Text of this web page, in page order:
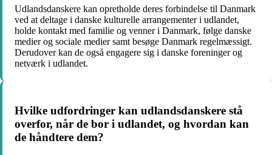
Udlandsdanskere kan opretholde deres forbindelse til Danmark
ved at deltage i danske kulturelle arrangementer i udlandet,
holde kontakt med familie og venner i Danmark, følge danske
medier og sociale medier samt besøge Danmark regelmæssigt.
Derudover kan de også engagere sig i danske foreninger og
netværk i udlandet.
Hvilke udfordringer kan udlandsdanskere stå
overfor, når de bor i udlandet, og hvordan kan
de håndtere dem?